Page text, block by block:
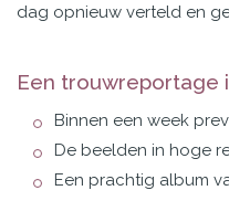
dag opnieuw verteld en
Een trouwreportage
Binnen een week
De beelden in hoge
Een prachtig album